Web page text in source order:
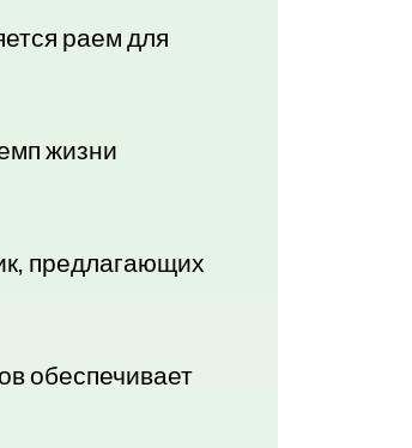
раем для
жизни
предлагающих
обеспечивает